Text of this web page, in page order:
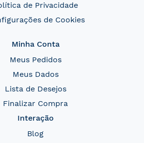
de Privacidade
de Cookies
Minha Conta
Meus Pedidos
Meus Dados
Lista de Desejos
Finalizar Compra
Interação
Blog